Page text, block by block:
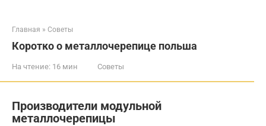
Главная » Советы
Коротко о металлочерепице польша
На чтение: 16 мин Советы
Производители модульной
металлочерепицы